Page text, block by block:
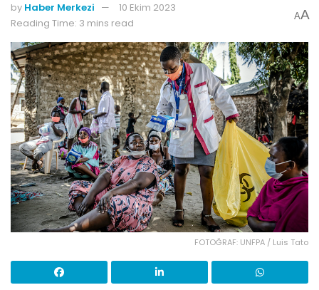
by Haber Merkezi
10 Ekim 2023
Reading Time: 3 mins read
AA
FOTOĞRAF: UNFPA / Luis Tato